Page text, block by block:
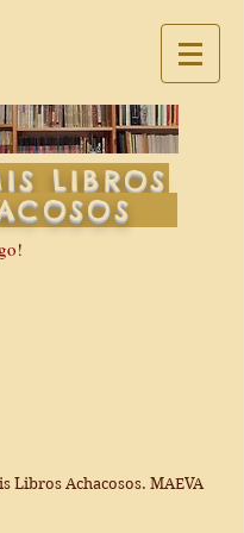
LIBROS
Libros Achacosos. MAEVA